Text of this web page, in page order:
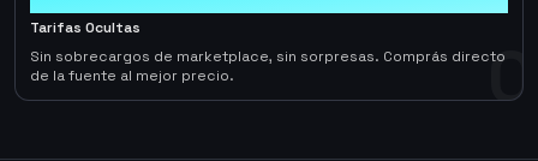
0
Tarifas Ocultas
Sin sobrecargos de marketplace, sin sorpresas. Comprás directo
de la fuente al mejor precio.